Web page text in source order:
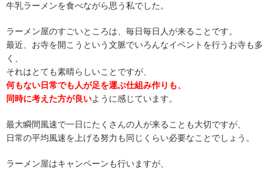
牛乳ラーメンを食べながら思う私でした。
ラーメン屋のすごいところは、毎日毎日人が来ることです。
最近、お寺を開こうという文脈でいろんなイベントを行うお寺も多
く、
それはとても素晴らしいことですが、
何もない日常でも人が足を運ぶ仕組み作りも、
同時に考えた方が良いように感じています。
最大瞬間風速で一日にたくさんの人が来ることも大切ですが、
日常の平均風速を上げる努力も同じくらい必要なことでしょう。
ラーメン屋はキャンペーンも行いますが、